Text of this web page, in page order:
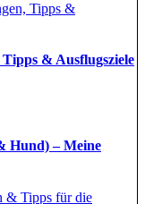
& Ausflugsziele
Hund) – Meine